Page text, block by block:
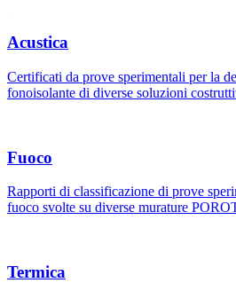
Acustica
Certificati da prove sperimentali per la
fonoisolante di diverse soluzioni
Fuoco
Rapporti di classificazione di prove
fuoco svolte su diverse murature
Termica